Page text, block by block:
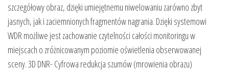
szczegółowy obraz, dzięki umiejętnemu niwelowaniu zarówno zbyt
jasnych, jak i zaciemnionych fragmentów nagrania. Dzięki systemowi
WDR możliwe jest zachowanie czytelności całości monitoringu w
miejscach o zróżnicowanym poziomie oświetlenia obserwowanej
sceny. 3D DNR- Cyfrowa redukcja szumów (mrowienia obrazu)